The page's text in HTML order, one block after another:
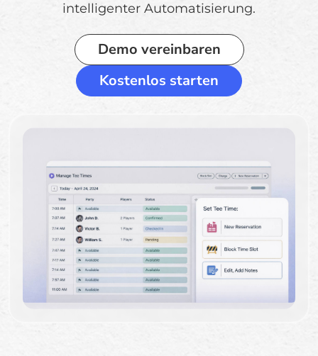
intelligenter Automatisierung.
Demo vereinbaren
Kostenlos starten